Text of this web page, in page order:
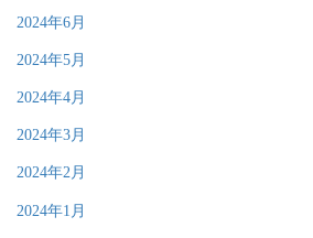
2024年6月
2024年5月
2024年4月
2024年3月
2024年2月
2024年1月